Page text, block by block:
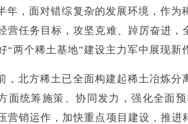
年，面对错综复杂的发展环境，作
营任务目标，攻坚克难、踔厉奋进
“两个稀土基地”建设主力军中展现新
，北方稀土已全面构建起稀土冶炼
面统筹施策、协同发力，强化全面
营销运作，加快重点项目建设，推